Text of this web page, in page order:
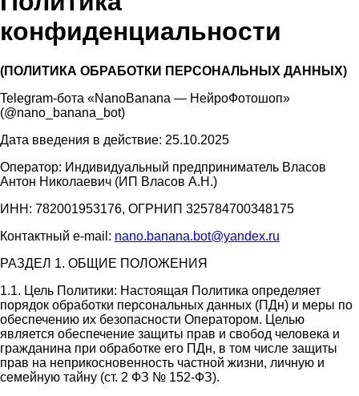
конфиденциальности
(ПОЛИТИКА ОБРАБОТКИ ПЕРСОНАЛЬНЫХ ДАННЫХ)
Telegram-бота «NanoBanana — НейроФотошоп»
(@nano_banana_bot)
Дата введения в действие: 25.10.2025
Оператор: Индивидуальный предприниматель Власов
Антон Николаевич (ИП Власов А.Н.)
ИНН: 782001953176, ОГРНИП 325784700348175
Контактный e-mail: nano.banana.bot@yandex.ru
РАЗДЕЛ 1. ОБЩИЕ ПОЛОЖЕНИЯ
1.1. Цель Политики: Настоящая Политика определяет
порядок обработки персональных данных (ПДн) и меры по
обеспечению их безопасности Оператором. Целью
является обеспечение защиты прав и свобод человека и
гражданина при обработке его ПДн, в том числе защиты
прав на неприкосновенность частной жизни, личную и
семейную тайну (ст. 2 ФЗ № 152-ФЗ).